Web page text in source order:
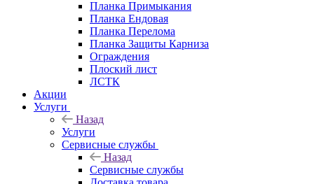
Планка Примыкания
Планка Ендовая
Планка Перелома
Планка Защиты Карниза
Ограждения
Плоский лист
ЛСТК
Акции
Услуги
Назад
Услуги
Сервисные службы
Назад
Сервисные службы